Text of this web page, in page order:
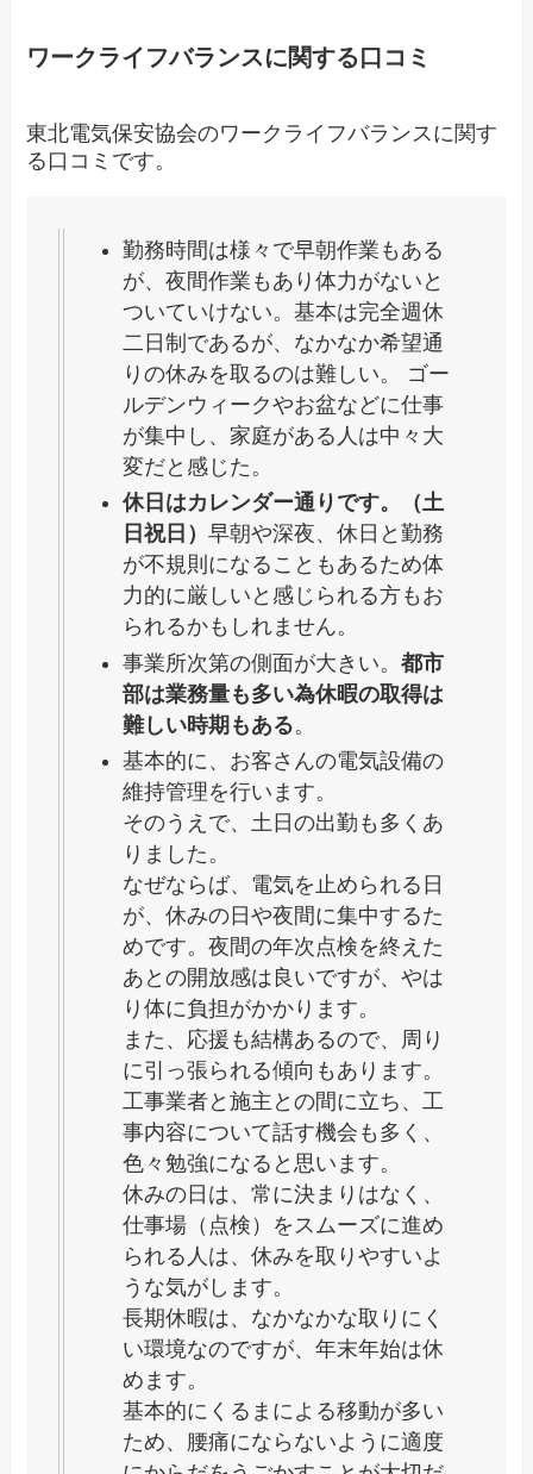
ワークライフバランスに関する口コミ
東北電気保安協会のワークライフバランスに関す
る口コミです。
勤務時間は様々で早朝作業もある
が、夜間作業もあり体力がないと
ついていけない。基本は完全週休
二日制であるが、なかなか希望通
りの休みを取るのは難しい。 ゴー
ルデンウィークやお盆などに仕事
が集中し、家庭がある人は中々大
変だと感じた。
休日はカレンダー通りです。（土
日祝日）早朝や深夜、休日と勤務
が不規則になることもあるため体
力的に厳しいと感じられる方もお
られるかもしれません。
事業所次第の側面が大きい。都市
部は業務量も多い為休暇の取得は
難しい時期もある。
基本的に、お客さんの電気設備の
維持管理を行います。
そのうえで、土日の出勤も多くあ
りました。
なぜならば、電気を止められる日
が、休みの日や夜間に集中するた
めです。夜間の年次点検を終えた
あとの開放感は良いですが、やは
り体に負担がかかります。
また、応援も結構あるので、周り
に引っ張られる傾向もあります。
工事業者と施主との間に立ち、工
事内容について話す機会も多く、
色々勉強になると思います。
休みの日は、常に決まりはなく、
仕事場（点検）をスムーズに進め
られる人は、休みを取りやすいよ
うな気がします。
長期休暇は、なかなかな取りにく
い環境なのですが、年末年始は休
めます。
基本的にくるまによる移動が多い
ため、腰痛にならないように適度